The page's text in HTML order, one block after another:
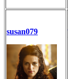
susan079